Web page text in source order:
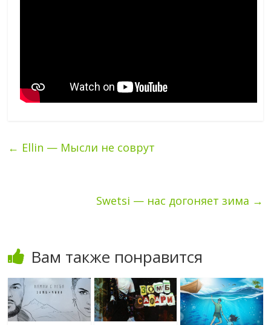
← Ellin — Мысли не соврут
Swetsi — нас догоняет зима →
Вам также понравится